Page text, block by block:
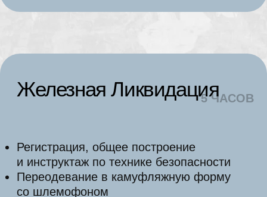
со шлемофоном
Катание на танке Армата Т-14
Катание на армейском грузовике
ЗИЛ-131
Мастер-класс по сборке-разборке АК
Стрельба из пистолета Макарова(16
выстрелов)+ метание гранаты (2 шт)
Управление квадроциклом-амфибией
(60 минут)